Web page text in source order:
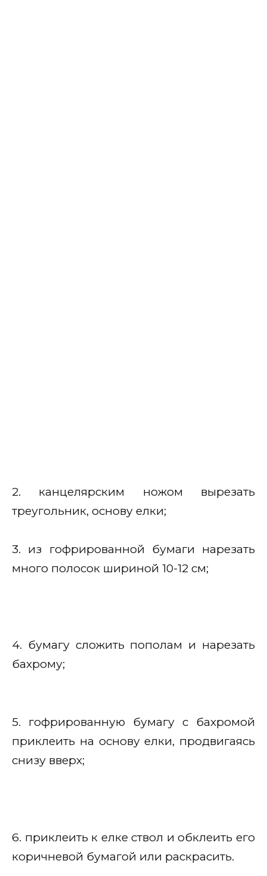
2. канцелярским ножом вырезать
треугольник, основу елки;
3. из гофрированной бумаги нарезать
много полосок шириной 10-12 см;
4. бумагу сложить пополам и нарезать
бахрому;
5. гофрированную бумагу с бахромой
приклеить на основу елки, продвигаясь
снизу вверх;
6. приклеить к елке ствол и обклеить его
коричневой бумагой или раскрасить.